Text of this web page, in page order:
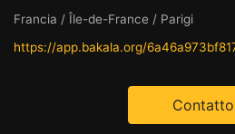
Francia / Île-de-France / Parigi
https://app.bakala.org/
Contatto